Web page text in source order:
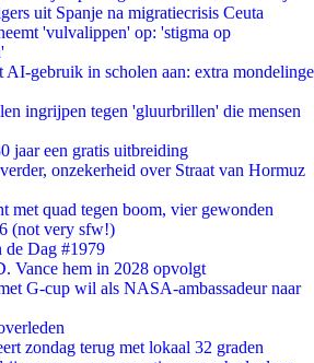
uit Spanje na migratiecrisis Ceuta
'vulvalippen' op: 'stigma op
AI-gebruik in scholen aan: extra mondelinge
ingrijpen tegen 'gluurbrillen' die mensen
jaar een gratis uitbreiding
onzekerheid over Straat van Hormuz
met quad tegen boom, vier gewonden
(not very sfw!)
de Dag #1979
Vance hem in 2028 opvolgt
G-cup wil als NASA-ambassadeur naar
zondag terug met lokaal 32 graden